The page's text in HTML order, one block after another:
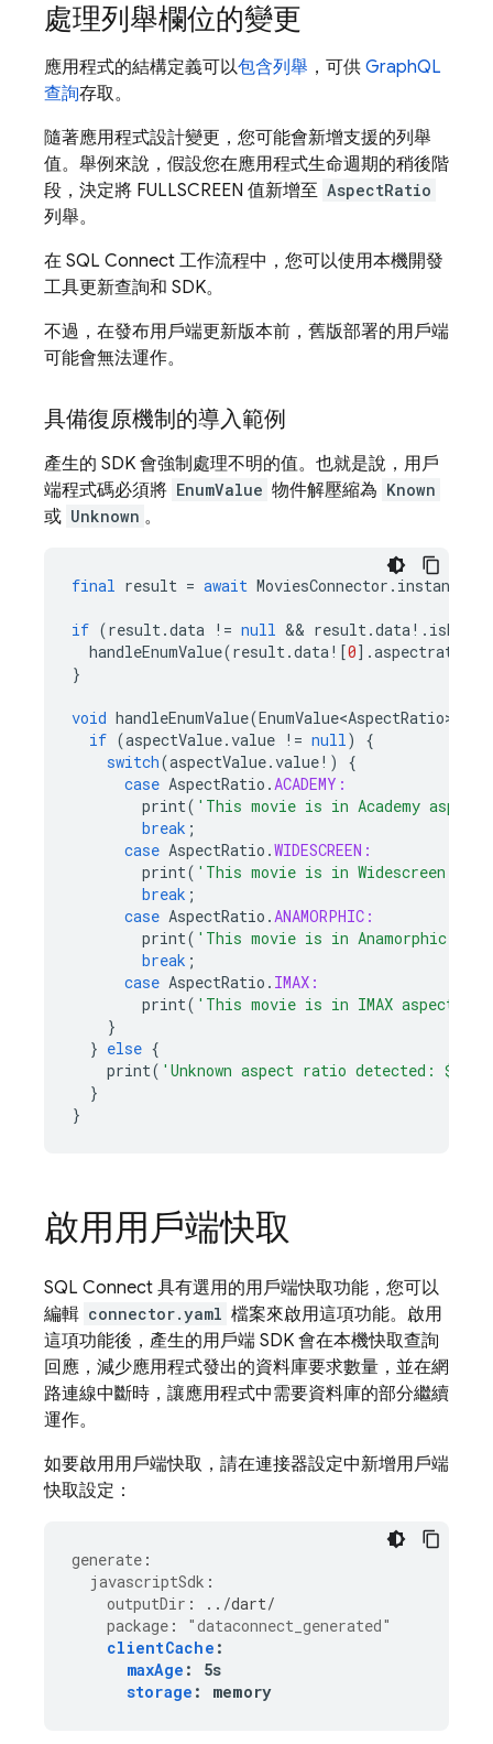
處理列舉欄位的變更
應用程式的結構定義可以包含列舉 ，可供 GraphQL
查詢存取。
隨著應用程式設計變更，您可能會新增支援的列舉
值。舉例來說，假設您在應用程式生命週期的稍後階
段，決定將 FULLSCREEN 值新增至 AspectRatio
列舉。
在 SQL Connect 工作流程中，您可以使用本機開發
工具更新查詢和 SDK。
不過，在發布用戶端更新版本前，舊版部署的用戶端
可能會無法運作。
具備復原機制的導入範例
產生的 SDK 會強制處理不明的值。也就是說，用戶
端程式碼必須將 EnumValue 物件解壓縮為 Known
或 Unknown 。
final result = await MoviesConnector . instance
if (result.data != null && result.data! .
handleEnumValue(result.data! [0].aspectratio
}
void handleEnumValue(EnumValue<AspectRatio>
if (aspectValue.value != null)
{
switch(aspectValue.value! )
{
case AspectRatio .ACADEMY:
print( 'This movie is in Academy aspect'
break ;
case AspectRatio .WIDESCREEN:
print( 'This movie is in Widescreen
break ;
case AspectRatio .ANAMORPHIC:
print( 'This movie is in Anamorphic
break ;
case AspectRatio . IMAX:
print( 'This movie is in IMAX aspect'
}
} else {
print( 'Unknown aspect ratio detected: ${
}
}
啟用用戶端快取
SQL Connect 具有選用的用戶端快取功能，您可以
編輯 connector.yaml 檔案來啟用這項功能。啟用
這項功能後，產生的用戶端 SDK 會在本機快取查詢
回應，減少應用程式發出的資料庫要求數量，並在網
路連線中斷時，讓應用程式中需要資料庫的部分繼續
運作。
如要啟用用戶端快取，請在連接器設定中新增用戶端
快取設定：
generate :
javascriptSdk :
outputDir :
../dart/
package :
"dataconnect_generated"
clientCache :
maxAge :
5s
storage : memory